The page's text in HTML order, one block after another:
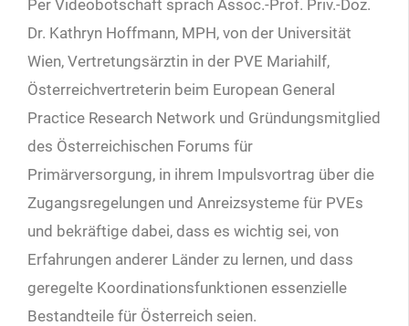
Per Videobotschaft sprach Assoc.-Prof. Priv.-Doz.
Dr. Kathryn Hoffmann, MPH, von der Universität
Wien, Vertretungsärztin in der PVE Mariahilf,
Österreichvertreterin beim European General
Practice Research Network und Gründungsmitglied
des Österreichischen Forums für
Primärversorgung, in ihrem Impulsvortrag über die
Zugangsregelungen und Anreizsysteme für PVEs
und bekräftige dabei, dass es wichtig sei, von
Erfahrungen anderer Länder zu lernen, und dass
geregelte Koordinationsfunktionen essenzielle
Bestandteile für Österreich seien.